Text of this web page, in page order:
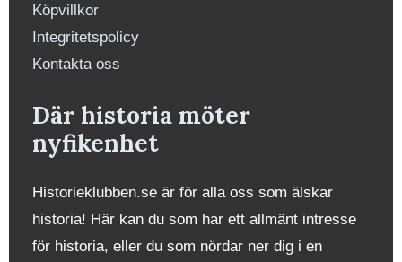
Köpvillkor
Integritetspolicy
Kontakta oss
Där historia möter
nyfikenhet
Historieklubben.se är för alla oss som älskar
historia! Här kan du som har ett allmänt intresse
för historia, eller du som nördar ner dig i en